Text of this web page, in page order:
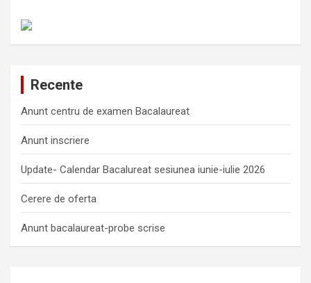
Recente
Anunt centru de examen Bacalaureat
Anunt inscriere
Update- Calendar Bacalureat sesiunea iunie-iulie 2026
Cerere de oferta
Anunt bacalaureat-probe scrise